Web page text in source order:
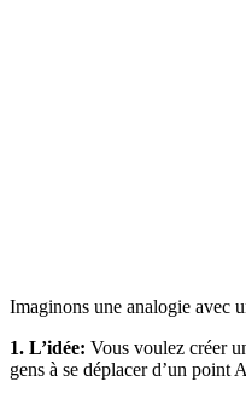
Imaginons une analogie avec
1. L’idée: Vous voulez créer
gens à se déplacer d’un point